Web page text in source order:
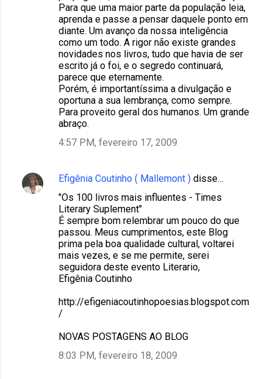
Para que uma maior parte da população leia,
aprenda e passe a pensar daquele ponto em
diante. Um avanço da nossa inteligência
como um todo. A rigor não existe grandes
novidades nos livros, tudo que havia de ser
escrito já o foi, e o segredo continuará,
parece que eternamente.
Porém, é importantíssima a divulgação e
oportuna a sua lembrança, como sempre.
Para proveito geral dos humanos. Um grande
abraço.
4:57 PM, fevereiro 17, 2009
Efigênia Coutinho ( Mallemont ) disse…
"Os 100 livros mais influentes - Times
Literary Suplement"
É sempre bom relembrar um pouco do que
passou. Meus cumprimentos, este Blog
prima pela boa qualidade cultural, voltarei
mais vezes, e se me permite, serei
seguidora deste evento Literario,
Efigênia Coutinho
http://efigeniacoutinhopoesias.blogspot.com
/
NOVAS POSTAGENS AO BLOG
8:03 PM, fevereiro 18, 2009